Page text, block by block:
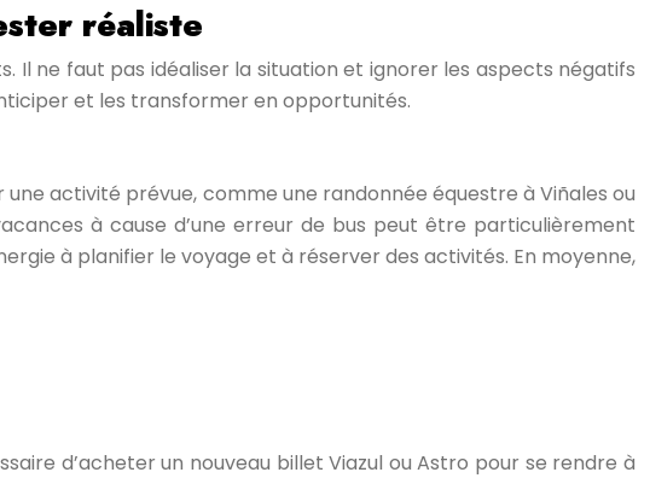
réaliste
ne faut pas idéaliser la situation et ignorer les aspects négatifs
et les transformer en opportunités.
activité prévue, comme une randonnée équestre à Viñales ou
à cause d’une erreur de bus peut être particulièrement
à planifier le voyage et à réserver des activités. En moyenne,
d’acheter un nouveau billet Viazul ou Astro pour se rendre à